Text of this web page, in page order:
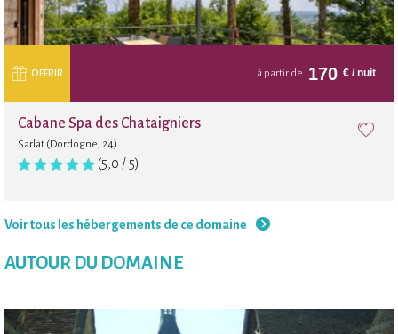
OFFRIR à partir de 170 € / nuit
Cabane Spa des Chataigniers
Sarlat (Dordogne, 24)
(5,0 / 5)
Voir tous les hébergements de ce domaine
AUTOUR DU DOMAINE